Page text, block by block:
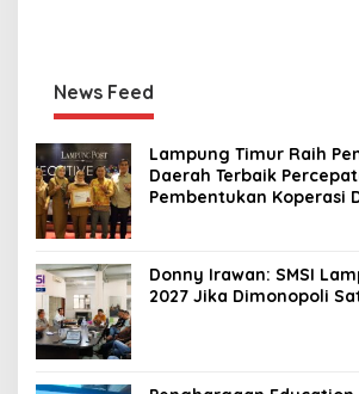
News Feed
Lampung Timur Raih
Daerah Terbaik
Pembentukan Koperasi
Donny Irawan: SMSI
2027 Jika Dimonopoli